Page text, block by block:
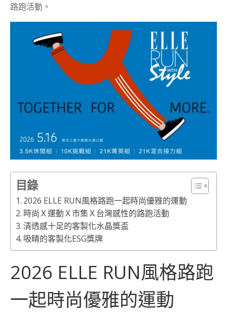
路跑活動。
目錄
2026 ELLE RUN風格路跑一起時尚優雅的運動
時尚Ｘ運動Ｘ市集Ｘ台灣感性的路跑活動
清透感十足的客製化水晶獎盃
吸睛的客製化ESG獎牌
2026 ELLE RUN風格路跑
一起時尚優雅的運動